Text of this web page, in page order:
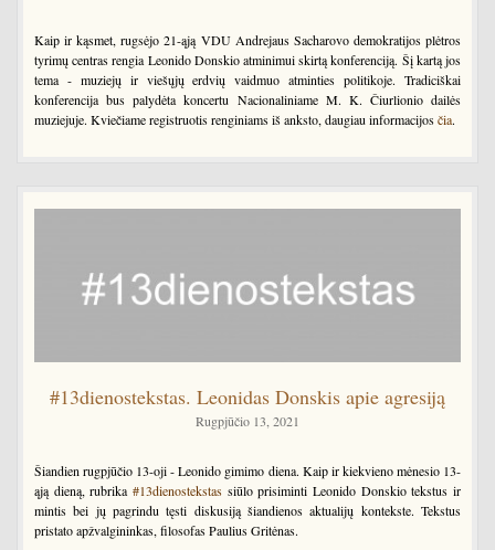
Kaip ir kąsmet, rugsėjo 21-ąją VDU Andrejaus Sacharovo demokratijos plėtros
tyrimų centras rengia Leonido Donskio atminimui skirtą konferenciją. Šį kartą jos
tema - muziejų ir viešųjų erdvių vaidmuo atminties politikoje. Tradiciškai
konferencija bus palydėta koncertu Nacionaliniame M. K. Čiurlionio dailės
muziejuje. Kviečiame registruotis renginiams iš anksto, daugiau informacijosčia.
#13dienostekstas. Leonidas Donskis apie agresiją
Rugpjūčio 13, 2021
Šiandien rugpjūčio 13-oji - Leonido gimimo diena. Kaip ir kiekvieno mėnesio 13-
ąją dieną, rubrika #13dienostekstas siūlo prisiminti Leonido Donskio tekstus ir
mintis bei jų pagrindu tęsti diskusiją šiandienos aktualijų kontekste. Tekstus
pristato apžvalgininkas, filosofas Paulius Gritėnas.